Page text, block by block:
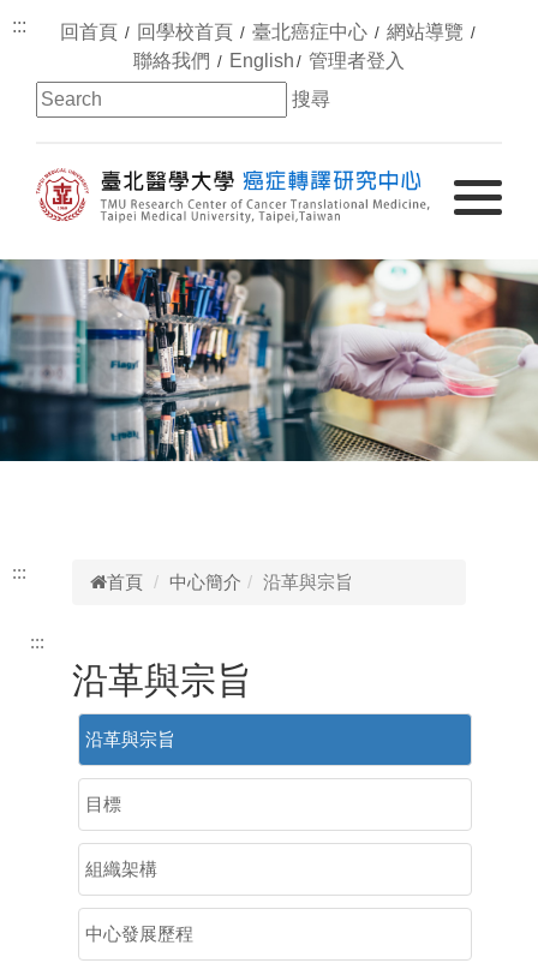
::: 回首頁 回學校首頁 臺北癌症中心
網站導覽
聯絡我們
English
管理者登入
搜尋
Toggle
::: 首頁 中心簡介 沿革與宗旨
:::
沿革與宗旨
沿革與宗旨
目標
組織架構
中心發展歷程